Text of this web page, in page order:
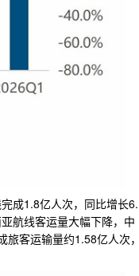
成1.8亿人次，同比增长6.
航线客运量大幅下降，中
客运输量约1.58亿人次，